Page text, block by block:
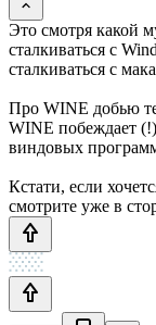
Это смотря какой
сталкиваться с
сталкиваться с
Про WINE добью
WINE побеждает
виндовых
Кстати, если
смотрите уже в